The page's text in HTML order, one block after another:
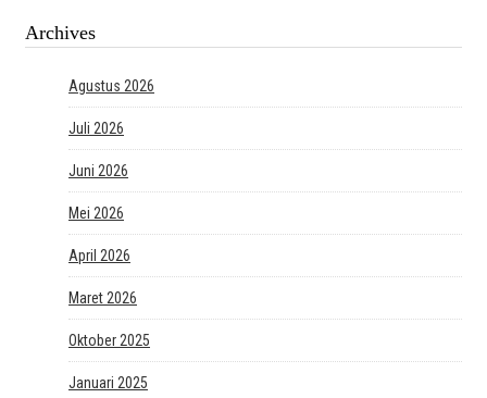
Archives
Agustus 2026
Juli 2026
Juni 2026
Mei 2026
April 2026
Maret 2026
Oktober 2025
Januari 2025